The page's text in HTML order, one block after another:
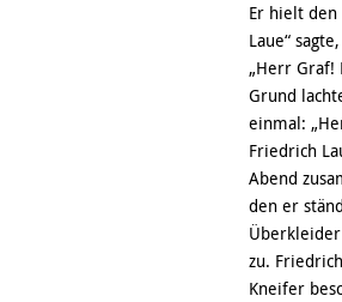
Er hielt
Laue“
„Herr Graf!
Grund
einmal:
Friedrich
Abend
den er
zu.
Kneifer